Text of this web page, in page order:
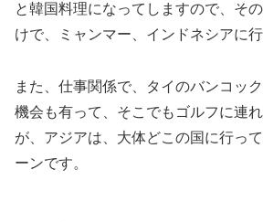
と韓国料理になってしますので、そ
けで、ミャンマー、インドネシアに行
また、仕事関係で、タイのバンコッ
機会も有って、そこでもゴルフに連
が、アジアは、大体どこの国に行っ
ーンです。